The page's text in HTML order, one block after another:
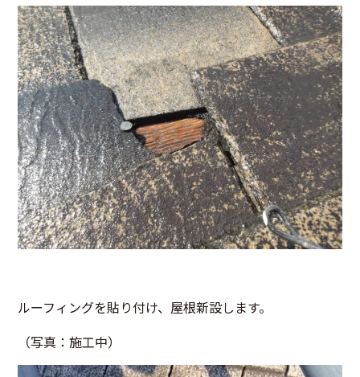
ルーフィングを貼り付け、屋根新設します。
（写真：施工中）